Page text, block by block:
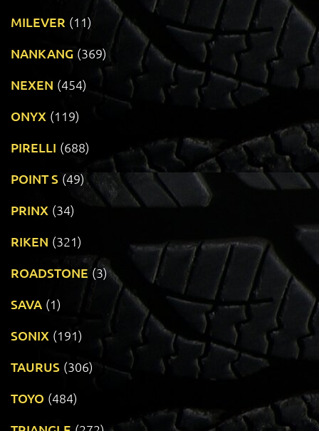
MILEVER (11)
NANKANG (369)
NEXEN (454)
ONYX (119)
PIRELLI (688)
POINT S (49)
PRINX (34)
RIKEN (321)
ROADSTONE (3)
SAVA (1)
SONIX (191)
TAURUS (306)
TOYO (484)